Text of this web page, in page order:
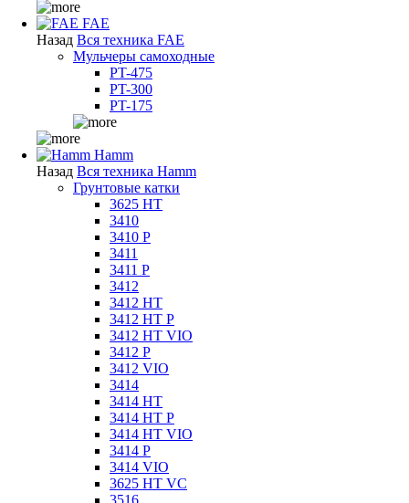
FAE
Назад Вся техника FAE
Мульчеры самоходные
PT-475
PT-300
PT-175
Hamm
Назад Вся техника Hamm
Грунтовые катки
3625 HT
3410
3410 P
3411
3411 P
3412
3412 HT
3412 HT P
3412 HT VIO
3412 P
3412 VIO
3414
3414 HT
3414 HT P
3414 HT VIO
3414 P
3414 VIO
3625 HT VC
3516